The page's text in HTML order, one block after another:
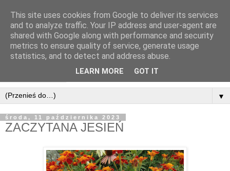
▼
środa, 11 października 2023
ZACZYTANA JESIEŃ
This site uses cookies from Google to deliver its services
and to analyze traffic. Your IP address and user-agent are
shared with Google along with performance and security
metrics to ensure quality of service, generate usage
statistics, and to detect and address abuse.
LEARN MORE GOT IT